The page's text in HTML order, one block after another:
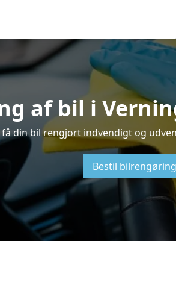
af bil i
din bil rengjort indvendigt og
Bestil